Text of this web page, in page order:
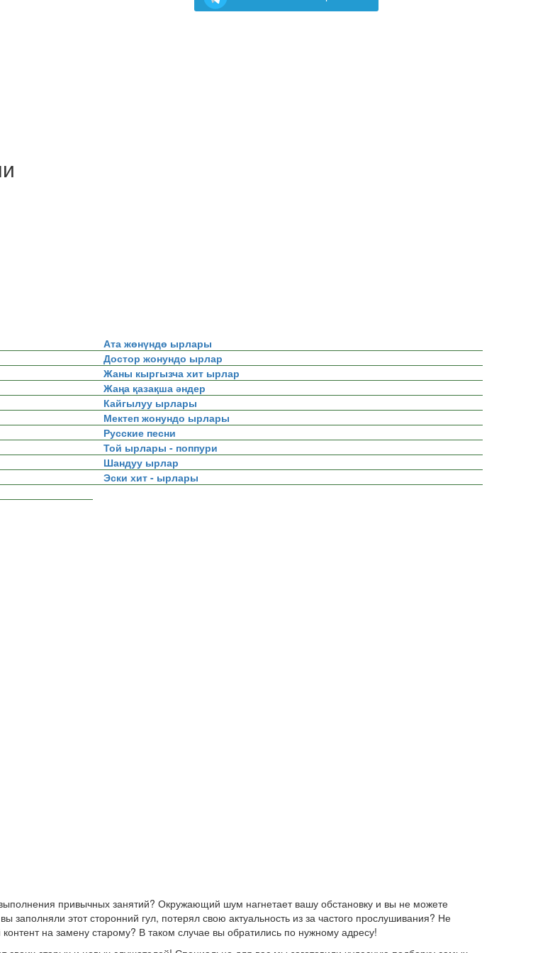
Ата жөнүндө ырлары
Достор жонундо ырлар
Жаны кыргызча хит ырлар
Жаңа қазақша әндер
Кайгылуу ырлары
Мектеп жонундо ырлары
Русские песни
Той ырлары - поппури
Шандуу ырлар
Эски хит - ырлары
привычных занятий? Окружающий шум нагнетает вашу обстановку и вы не можете
этот сторонний гул, потерял свою актуальность из за частого прослушивания? Не
на замену старому? В таком случае вы обратились по нужному адресу!